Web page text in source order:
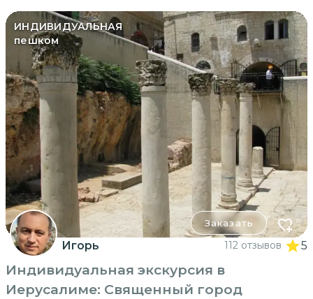
ИНДИВИДУАЛЬНАЯ
пешком
Заказать
Игорь 112 отзывов 5
Индивидуальная экскурсия в
Иерусалиме: Священный город